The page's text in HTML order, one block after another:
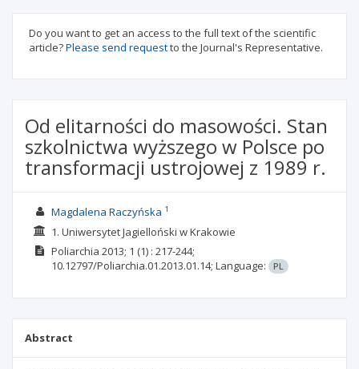
Do you want to get an access to the full text of the scientific
article?Please send requestto the Journal's Representative.
Od elitarności do masowości. Stan
szkolnictwa wyższego w Polsce po
transformacji ustrojowej z 1989 r.
Magdalena Raczyńska 1
1. Uniwersytet Jagielloński w Krakowie
Poliarchia 2013; 1 (1) : 217-244;
10.12797/Poliarchia.01.2013.01.14; Language: PL
Abstract